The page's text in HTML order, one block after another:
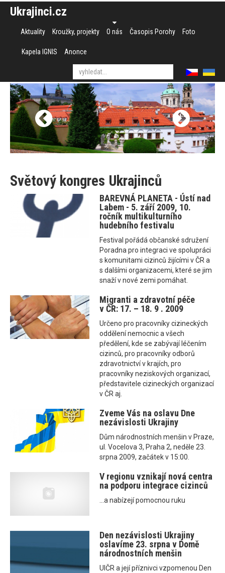
Ukrajinci.cz
Aktuality Kroužky, projekty O nás Časopis Porohy Foto
Kapela IGNIS Anonce
Světový kongres Ukrajinců
BAREVNÁ PLANETA - Ústí nad
Labem - 5. září 2009, 10.
ročník multikulturního
hudebního festivalu
Festival pořádá občanské sdružení
Poradna pro integraci ve spolupráci
s komunitami cizinců žijícími v ČR a
s dalšími organizacemi, které se jim
snaží v nové zemi pomáhat.
Migranti a zdravotní péče
v ČR: 17. – 18. 9 . 2009
Určeno pro pracovníky cizineckých
oddělení nemocnic a všech
předělení, kde se zabývají léčením
cizinců, pro pracovníky odborů
zdravotnictví v krajích, pro
pracovníky neziskových organizací,
představitele cizineckých organizací
v ČR aj.
Zveme Vás na oslavu Dne
nezávislosti Ukrajiny
Dům národnostních menšin v Praze,
ul. Vocelova 3, Praha 2, neděle 23.
srpna 2009, začátek v 15:00.
V regionu vznikají nová centra
na podporu integrace cizinců
...a nabízejí pomocnou ruku
Den nezávislosti Ukrajiny
oslavíme 23. srpna v Domě
národnostních menšin
UIČR a její příznivci vzpomenou Den